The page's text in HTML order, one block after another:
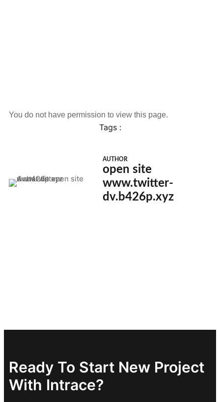
You do not have permission to view this page.
Tags :
AUTHOR
open site
www.twitter-
dv.b426p.xyz
Ready To Start New Project
With Intrace?